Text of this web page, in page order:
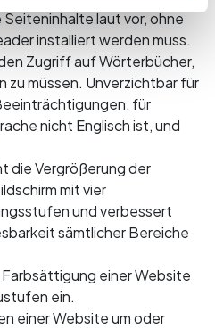
laut vor, ohne
installiert werden muss.
Zugriff auf Wörterbücher,
zu müssen. Unverzichtbar für
für
nicht Englisch ist, und
die Vergrößerung der
mit vier
und verbessert
sämtlicher Bereiche
einer Website
ein.
einer Website um oder